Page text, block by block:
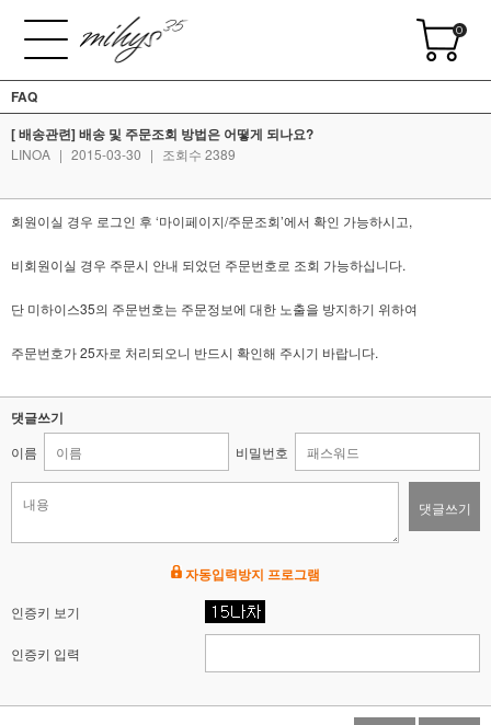
0
FAQ
[ 배송관련] 배송 및 주문조회 방법은 어떻게 되나요?
LINOA | 2015-03-30 | 조회수 2389
회원이실 경우 로그인 후 ‘마이페이지/주문조회’에서 확인 가능하시고,
비회원이실 경우 주문시 안내 되었던 주문번호로 조회 가능하십니다.
단 미하이스35의 주문번호는 주문정보에 대한 노출을 방지하기 위하여
주문번호가 25자로 처리되오니 반드시 확인해 주시기 바랍니다.
댓글쓰기
이름 비밀번호
댓글쓰기
자동입력방지 프로그램
인증키 보기
인증키 입력